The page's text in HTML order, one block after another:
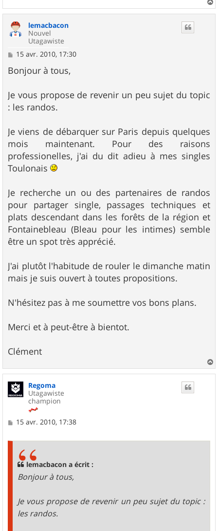
a
lemacbacon
Nouvel
Utagawiste
M
s
s
g
e
15 avr. 2010, 17:30
Bonjour à tous,
Je vous propose de revenir un peu sujet du topic
: les randos.
Je viens de débarquer sur Paris depuis quelques
mois maintenant. Pour des raisons
professionelles, j'ai du dit adieu à mes singles
Toulonais
Je recherche un ou des partenaires de randos
pour partager single, passages techniques et
plats descendant dans les forêts de la région et
Fontainebleau (Bleau pour les intimes) semble
être un spot très apprécié.
J'ai plutôt l'habitude de rouler le dimanche matin
mais je suis ouvert à toutes propositions.
N'hésitez pas à me soumettre vos bons plans.
Merci et à peut-être à bientot.
Clément
a
Regoma
Utagawiste
champion
M15 avr. 2010, 17:38
lemacbacon a écrit :
Bonjour à tous,
Je vous propose de revenir un peu sujet du topic :
les randos.